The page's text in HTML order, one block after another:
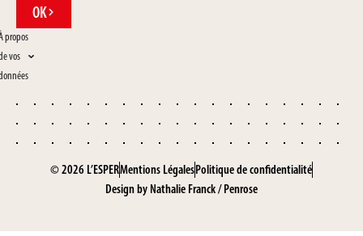
OK
propos
vos
© 2026 L’ESPERMentions LégalesPolitique de confidentialité
Design by Nathalie Franck/Penrose